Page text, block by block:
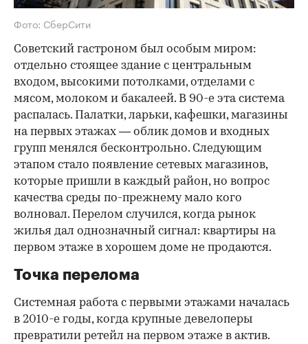
Фото: СберСити
Советский гастроном был особым миром:
отдельно стоящее здание с центральным
входом, высокими потолками, отделами с
мясом, молоком и бакалеей. В 90-е эта система
распалась. Палатки, ларьки, кафешки, магазины
на первых этажах — облик домов и входных
групп менялся бесконтрольно. Следующим
этапом стало появление сетевых магазинов,
которые пришли в каждый район, но вопрос
качества среды по-прежнему мало кого
волновал. Перелом случился, когда рынок
жилья дал однозначный сигнал: квартиры на
первом этаже в хорошем доме не продаются.
Точка перелома
Системная работа с первыми этажами началась
в 2010-е годы, когда крупные девелоперы
превратили ретейл на первом этаже в актив.